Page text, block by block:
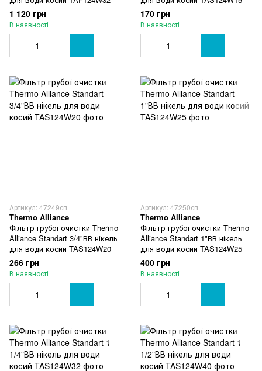
1 120 грн
В наявності
170 грн
В наявності
Артикул: 47249сп
Thermo Alliance
Фільтр грубої очистки Thermo
Alliance Standart 3/4"ВВ нікель
для води косий TAS124W20
266 грн
В наявності
Артикул: 47250сп
Thermo Alliance
Фільтр грубої очистки Thermo
Alliance Standart 1"ВВ нікель
для води косий TAS124W25
400 грн
В наявності